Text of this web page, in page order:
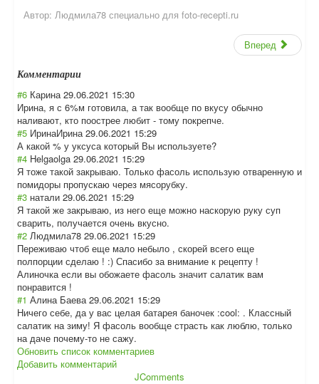
Автор: Людмила78 специально для foto-recepti.ru
Вперед
Комментарии
#6 Карина 29.06.2021 15:30
Ирина, я с 6%м готовила, а так вообще по вкусу обычно
наливают, кто поострее любит - тому покрепче.
#5 ИринаИрина 29.06.2021 15:29
А какой % у уксуса который Вы используете?
#4 Helgaolga 29.06.2021 15:29
Я тоже такой закрываю. Только фасоль использую отваренную и
помидоры пропускаю через мясорубку.
#3 натали 29.06.2021 15:29
Я такой же закрываю, из него еще можно наскорую руку суп
сварить, получается очень вкусно.
#2 Людмила78 29.06.2021 15:29
Переживаю чтоб еще мало небыло , скорей всего еще
полпорции сделаю ! :) Спасибо за внимание к рецепту !
Алиночка если вы обожаете фасоль значит салатик вам
понравится !
#1 Алина Баева 29.06.2021 15:29
Ничего себе, да у вас целая батарея баночек :cool: . Классный
салатик на зиму! Я фасоль вообще страсть как люблю, только
на даче почему-то не сажу.
Обновить список комментариев
Добавить комментарий
JComments